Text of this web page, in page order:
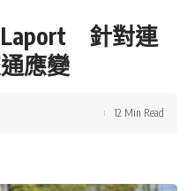
針對連
應變
12 Min Read